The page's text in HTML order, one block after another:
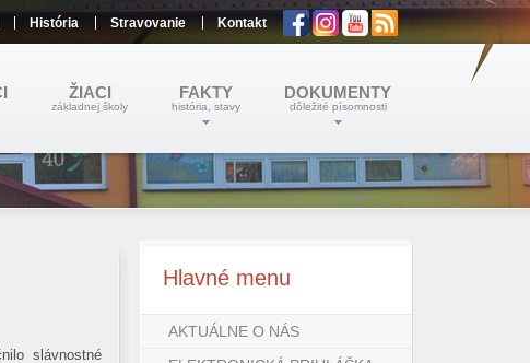
História Stravovanie Kontakt
DOKUMENTY
dôležité písomnosti
FAKTY
história, stavy
ŽIACI
základnej školy
slávnostné
Hlavné menu
AKTUÁLNE O NÁS